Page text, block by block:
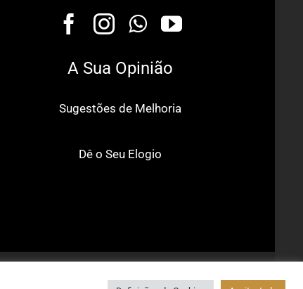
A Sua Opinião
Sugestões de Melhoria
Dê o Seu Elogio